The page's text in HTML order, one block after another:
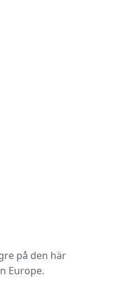
på den här
Europe.